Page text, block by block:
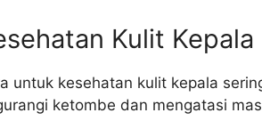
Kulit Kepala
untuk kesehatan kulit kepala
ketombe dan mengatasi